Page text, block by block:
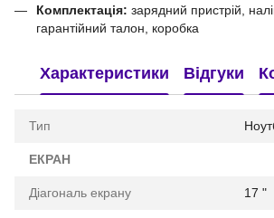
Комплектація: зарядний пристрій,
гарантійний талон, коробка
Характеристики Відгуки
Тип
ЕКРАН
Діагональ екрану 17 "